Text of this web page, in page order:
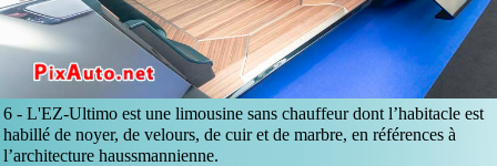
6 -L'EZ-Ultimo est une limousine sans chauffeur dont l’habitacle est
habillé de noyer, de velours, de cuir et de marbre, en références à
l’architecture haussmannienne.